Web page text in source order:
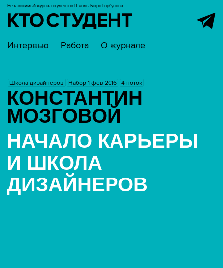
Независимый журнал студентов Школы Бюро Горбунова
Интервью Работа О журнале
Школа дизайнеров Набор 1 фев 2016 4 поток
КОНСТАНТИН
МОЗГОВОЙ
НАЧАЛО КАРЬЕРЫ
И ШКОЛА
ДИЗАЙНЕРОВ